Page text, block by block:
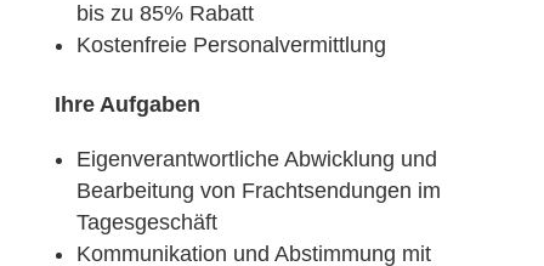
bis zu 85% Rabatt
Kostenfreie Personalvermittlung
Ihre Aufgaben
Eigenverantwortliche Abwicklung und
Bearbeitung von Frachtsendungen im
Tagesgeschäft
Kommunikation und Abstimmung mit